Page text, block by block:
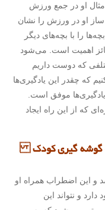
او در جمع ورزش
ساز او در ورزش را نشان
را با بچه‌های دیگر
حائز اهمیت است. می‌شود
که دوست داریم
که چقدر این یادگیری‌ها
موفق است.
که از این راه ایجاد
به گوشه گیری کودک
و این اضطراب همراه او
دارد و نتواند این